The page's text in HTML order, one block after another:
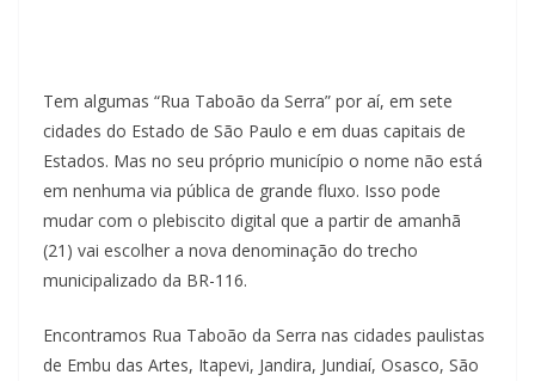
Tem algumas “Rua Taboão da Serra” por aí, em sete
cidades do Estado de São Paulo e em duas capitais de
Estados. Mas no seu próprio município o nome não está
em nenhuma via pública de grande fluxo. Isso pode
mudar com o plebiscito digital que a partir de amanhã
(21) vai escolher a nova denominação do trecho
municipalizado da BR-116.
Encontramos Rua Taboão da Serra nas cidades paulistas
de Embu das Artes, Itapevi, Jandira, Jundiaí, Osasco, São